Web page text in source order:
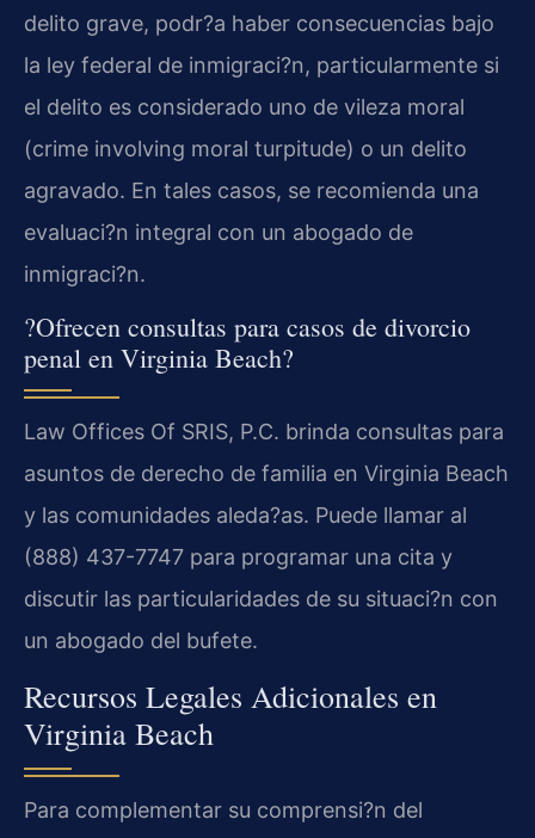
delito grave, podr?a haber consecuencias bajo
la ley federal de inmigraci?n, particularmente si
el delito es considerado uno de vileza moral
(crime involving moral turpitude) o un delito
agravado. En tales casos, se recomienda una
evaluaci?n integral con un abogado de
inmigraci?n.
?Ofrecen consultas para casos de divorcio
penal en Virginia Beach?
Law Offices Of SRIS, P.C. brinda consultas para
asuntos de derecho de familia en Virginia Beach
y las comunidades aleda?as. Puede llamar al
(888) 437-7747 para programar una cita y
discutir las particularidades de su situaci?n con
un abogado del bufete.
Recursos Legales Adicionales en
Virginia Beach
Para complementar su comprensi?n del